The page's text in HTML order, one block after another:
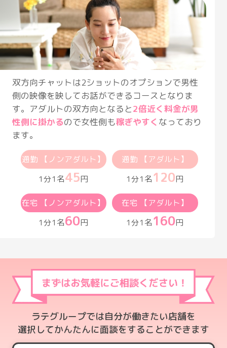
双方向チャットは2ショットのオプションで男性
側の映像を映してお話ができるコースとなりま
す。アダルトの双方向となると2倍近く料金が男
性側に掛かるので女性側も稼ぎやすく なっており
ます。
通勤 【ノンアダルト】
1分1名45円
通勤 【アダルト】
1分1名120円
在宅 【ノンアダルト】
1分1名60円
在宅 【アダルト】
1分1名160円
ラテグループでは自分が働きたい店舗を
選択してかんたんに面談をすることができます